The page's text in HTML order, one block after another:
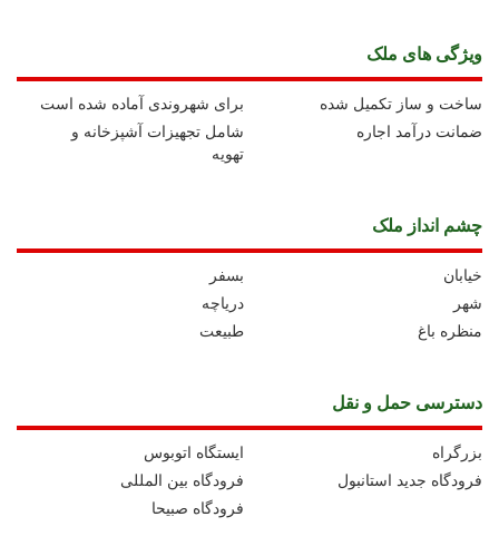
ويژگی های ملک
برای شهروندی آماده شده است
ساخت و ساز تکمیل شده
شامل تجهیزات آشپزخانه و
تهویه
ضمانت درآمد اجاره
چشم انداز ملک
بسفر
خیابان
دریاچه
شهر
طبیعت
منظره باغ
دسترسی حمل و نقل
ايستگاه اتوبوس
بزرگراه
فرودگاه بین المللی
فرودگاه جدید استانبول
فرودگاه صبیحا